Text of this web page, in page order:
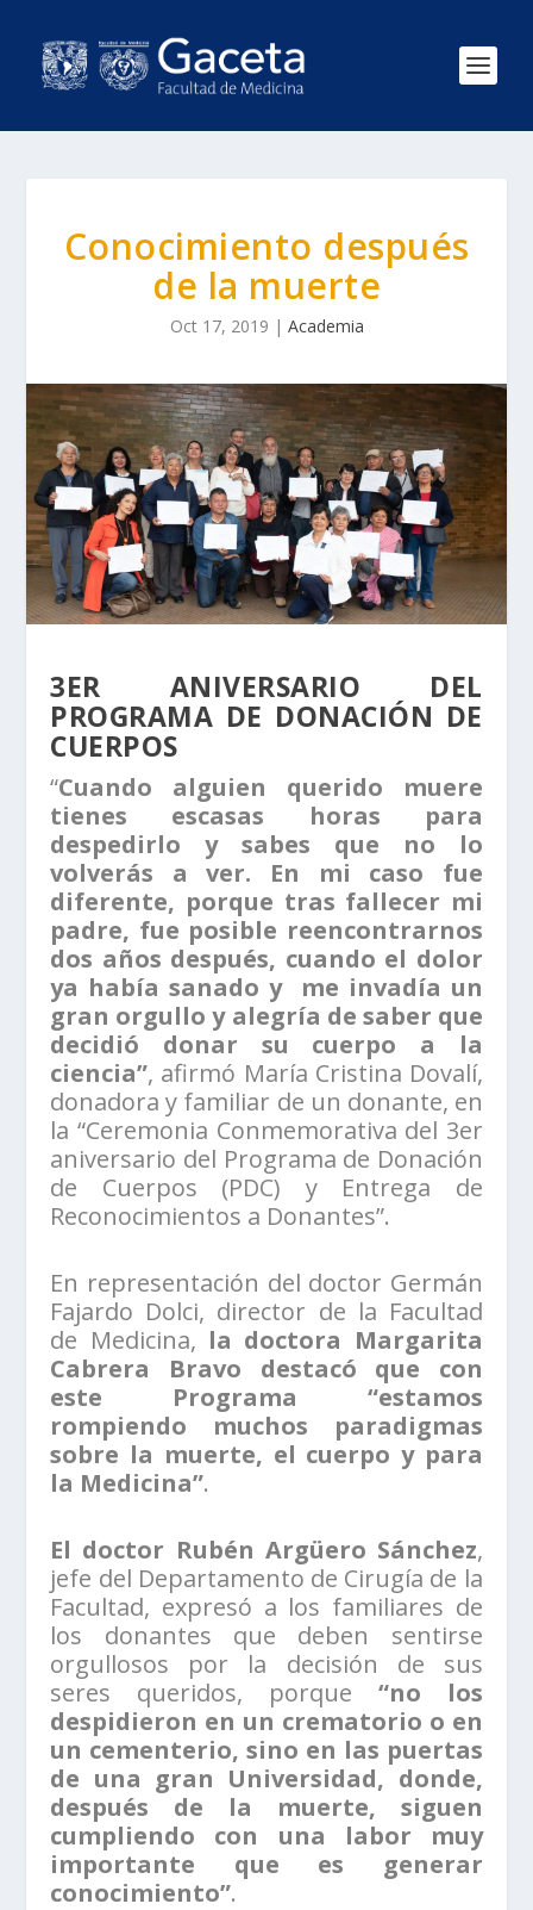
Conocimiento después
de la muerte
Oct 17, 2019 | Academia
3ER ANIVERSARIO DEL
PROGRAMA DE DONACIÓN DE
CUERPOS
“Cuando alguien querido muere
tienes escasas horas para
despedirlo y sabes que no lo
volverás a ver. En mi caso fue
diferente, porque tras fallecer mi
padre, fue posible reencontrarnos
dos años después, cuando el dolor
ya había sanado y me invadía un
gran orgullo y alegría de saber que
decidió donar su cuerpo a la
ciencia”, afirmó María Cristina Dovalí,
donadora y familiar de un donante, en
la “Ceremonia Conmemorativa del 3er
aniversario del Programa de Donación
de Cuerpos (PDC) y Entrega de
Reconocimientos a Donantes”.
En representación del doctor Germán
Fajardo Dolci, director de la Facultad
de Medicina, la doctora Margarita
Cabrera Bravo destacó que con
este Programa “estamos
rompiendo muchos paradigmas
sobre la muerte, el cuerpo y para
la Medicina”.
El doctor Rubén Argüero Sánchez,
jefe del Departamento de Cirugía de la
Facultad, expresó a los familiares de
los donantes que deben sentirse
orgullosos por la decisión de sus
seres queridos, porque “no los
despidieron en un crematorio o en
un cementerio, sino en las puertas
de una gran Universidad, donde,
después de la muerte, siguen
cumpliendo con una labor muy
importante que es generar
conocimiento”.